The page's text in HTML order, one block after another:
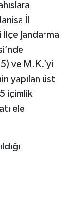
İl
İlçe Jandarma
ve M.K.’yi
yapılan üst
içimlik
ele